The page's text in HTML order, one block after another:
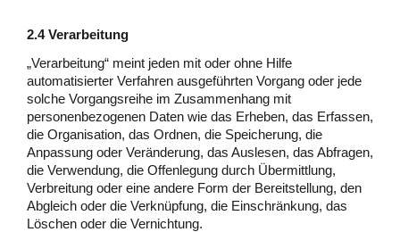
2.4 Verarbeitung
„Verarbeitung“ meint jeden mit oder ohne Hilfe
automatisierter Verfahren ausgeführten Vorgang oder jede
solche Vorgangsreihe im Zusammenhang mit
personenbezogenen Daten wie das Erheben, das Erfassen,
die Organisation, das Ordnen, die Speicherung, die
Anpassung oder Veränderung, das Auslesen, das Abfragen,
die Verwendung, die Offenlegung durch Übermittlung,
Verbreitung oder eine andere Form der Bereitstellung, den
Abgleich oder die Verknüpfung, die Einschränkung, das
Löschen oder die Vernichtung.